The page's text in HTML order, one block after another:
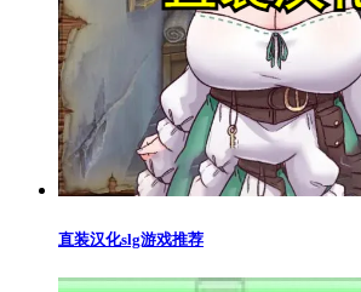
直装汉化slg游戏推荐